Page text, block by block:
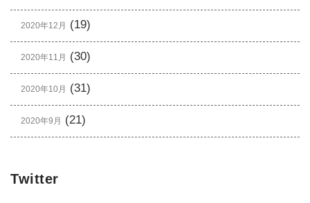
2020年12月 (19)
2020年11月 (30)
2020年10月 (31)
2020年9月 (21)
Twitter